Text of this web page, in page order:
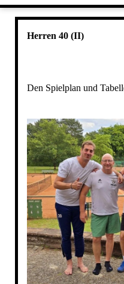
Herren 40 (II)
Den Spielplan und